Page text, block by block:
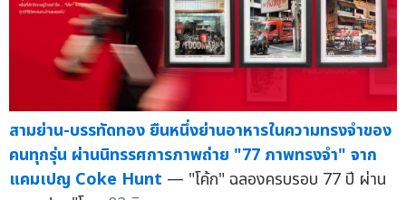
สามย่าน-บรรทัดทอง ยืนหนึ่งย่านอาหารในความทรงจำของ
คนทุกรุ่น ผ่านนิทรรศการภาพถ่าย "77 ภาพทรงจำ" จาก
แคมเปญ Coke Hunt — "โค้ก" ฉลองครบรอบ 77 ปี ผ่าน